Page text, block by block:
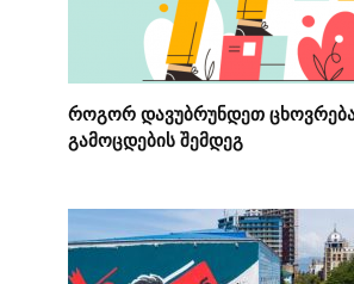
როგორ დავუბრუნდეთ
გამოცდების შემდეგ